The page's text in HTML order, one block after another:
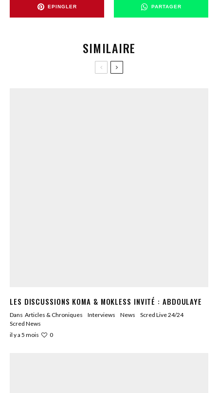
EPINGLER PARTAGER
SIMILAIRE
LES DISCUSSIONS KOMA & MOKLESS INVITÉ : ABDOULAYE
Dans Articles & Chroniques Interviews News
Scred Live 24/24
Scred News
il y a 5 mois
0